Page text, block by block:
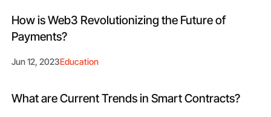
How is Web3 Revolutionizing the Future of
Payments?
Jun 12, 2023Education
What are Current Trends in Smart Contracts?